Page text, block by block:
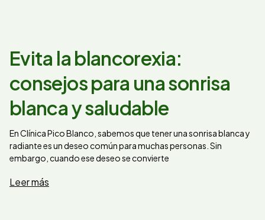
Evita la blancorexia:
consejos para una sonrisa
blanca y saludable
En Clínica Pico Blanco, sabemos que tener una sonrisa blanca y
radiante es un deseo común para muchas personas. Sin
embargo, cuando ese deseo se convierte
Leer más